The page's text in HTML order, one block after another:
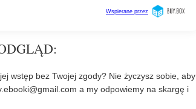
wstęp bez Twojej zgody? Nie życzysz sobie, aby
a my odpowiemy na skargę i